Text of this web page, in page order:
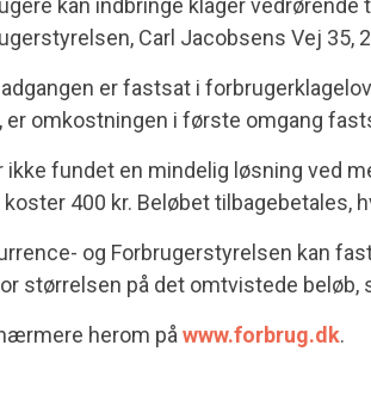
kan indbringe klager
Carl Jacobsens Vej 35,
er fastsat i
er omkostningen i første omgang
ikke fundet en mindelig løsning ved
koster 400 kr. Beløbet tilbagebetales,
og Forbrugerstyrelsen kan
størrelsen på det omtvistede
herom på www.forbrug.dk.